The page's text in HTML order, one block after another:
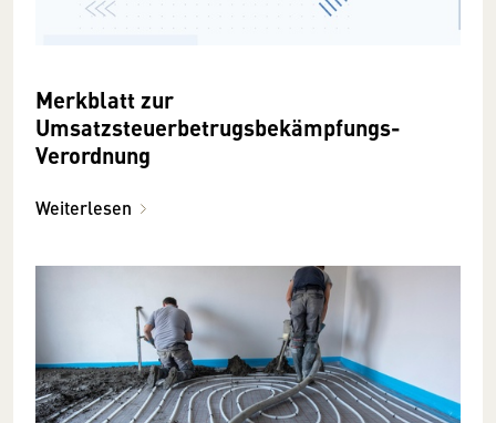
Merkblatt zur
Umsatzsteuerbetrugsbekämpfungs-
Verordnung
Weiterlesen